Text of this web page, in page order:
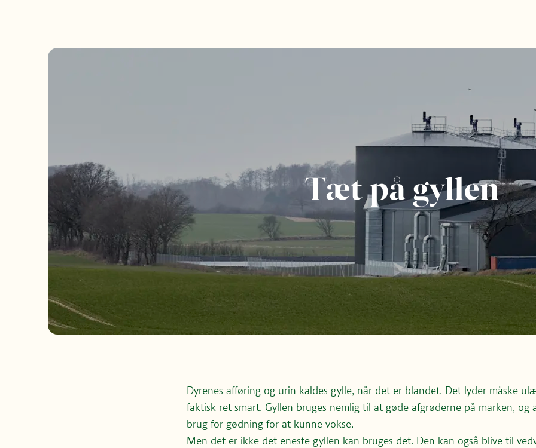
Tæt på gyllen
Dyrenes afføring og urin kaldes gylle, når det er blandet. Det lyder måske
faktisk ret smart. Gyllen bruges nemlig til at gøde afgrøderne på marken, og
brug for gødning for at kunne vokse.
Men det er ikke det eneste gyllen kan bruges det. Den kan også blive til